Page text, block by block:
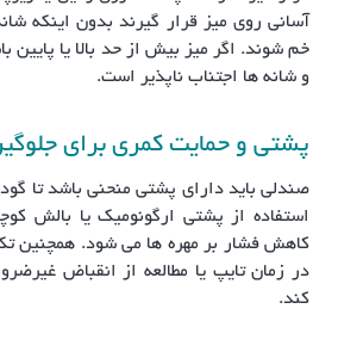
آسانی روی میز قرار گیرند بدون اینکه شانه
خم شوند. اگر میز بیش از حد بالا یا پایین
و شانه ها اجتناب ناپذیر است.
پشتی و حمایت کمری برای
صندلی باید دارای پشتی منحنی باشد تا
استفاده از پشتی ارگونومیک یا بالش
کاهش فشار بر مهره ها می شود. همچنین
در زمان تایپ یا مطالعه از انقباض
کند.